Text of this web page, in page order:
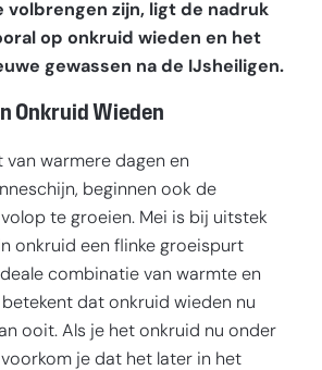
volbrengen zijn, ligt de nadruk
op onkruid wieden en het
gewassen na de IJsheiligen.
Onkruid Wieden
van warmere dagen en
beginnen ook de
te groeien. Mei is bij uitstek
onkruid een flinke groeispurt
combinatie van warmte en
dat onkruid wieden nu
ooit. Als je het onkruid nu onder
je dat het later in het